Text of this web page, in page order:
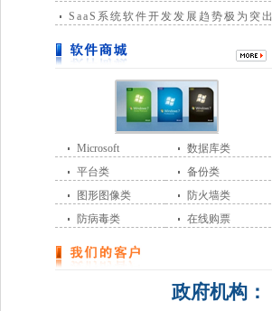
SaaS系统软件开发发展趋势极为突出
Microsoft
平台类
图形图像类
防病毒类
数据库类
备份类
防火墙类
在线购票
政府机构：